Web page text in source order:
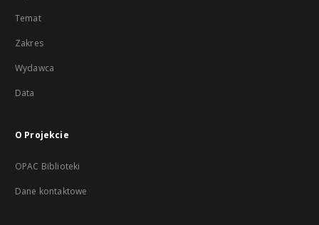
Temat
Zakres
Wydawca
Data
O Projekcie
OPAC Biblioteki
Dane kontaktowe